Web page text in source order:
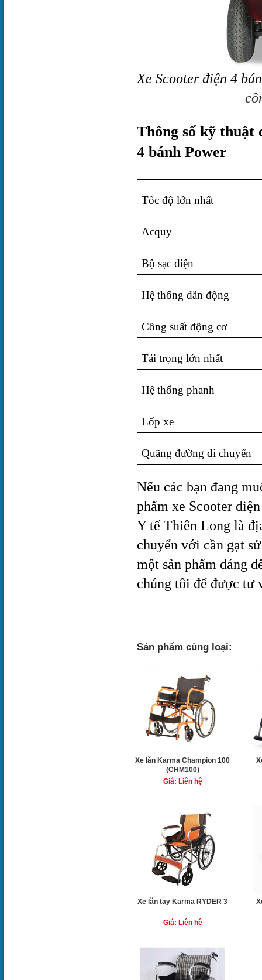
Xe Scooter điện 4
Thông số kỹ thuật
4 bánh Power
Tốc độ lớn nhất
Acquy
Bộ sạc điện
Hệ thống dẫn động
Công suất động cơ
Tải trọng lớn nhất
Hệ thống phanh
Lốp xe
Quãng đường di chuyển
Nếu các bạn đang
phẩm xe Scooter
Y tế Thiên Long là
chuyển với cần gạt
một sản phẩm đáng
chúng tôi để được tư
Sản phẩm cùng loại:
Xe lăn Karma Champion 100
(CHM100)
Giá: Liên hệ
Xe lăn tay Karma RYDER 3
Giá: Liên hệ